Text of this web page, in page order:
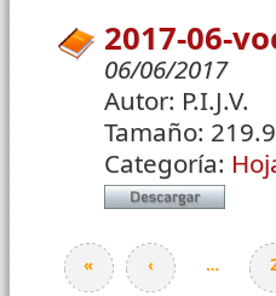
2017-06-
06/06/2017
Autor: P.I.J.V.
Tamaño:
Categoría:
Páginas
« ‹ …